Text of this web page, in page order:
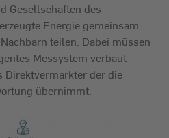
Gesellschaften des
Energie gemeinsam
teilen. Dabei müssen
Messystem verbaut
Direktvermarkter der die
übernimmt.